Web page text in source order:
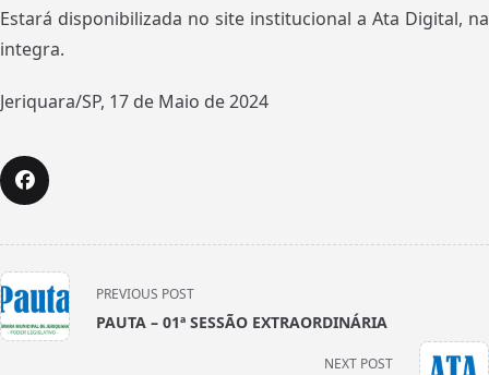
Estará disponibilizada no site institucional a Ata Digital, na
integra.
Jeriquara/SP, 17 de Maio de 2024
<span
class="nav-
subtitle
PREVIOUS POST
PAUTA – 01ª SESSÃO EXTRAORDINÁRIA
NEXT POST